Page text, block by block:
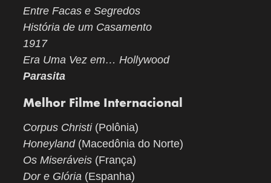
Entre Facas e Segredos
História de um Casamento
1917
Era Uma Vez em… Hollywood
Parasita
Melhor Filme Internacional
Corpus Christi(Polônia)
Honeyland(Macedônia do Norte)
Os Miseráveis (França)
Dor e Glória (Espanha)